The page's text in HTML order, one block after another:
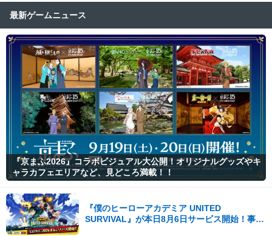
最新ゲームニュース
『京まふ2026』コラボビジュアル大公開！オリジナルグッズやキ
ャラカフェエリアなど、見どころ満載！！
『僕のヒーローアカデミア UNITED
SURVIVAL』が本日8月6日サービス開始！事前